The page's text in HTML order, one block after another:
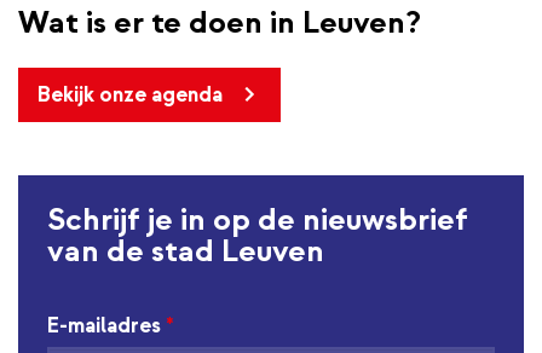
Wat is er te doen in Leuven?
Bekijk onze agenda
Schrijf je in op de nieuwsbrief
van de stad Leuven
E-mailadres *